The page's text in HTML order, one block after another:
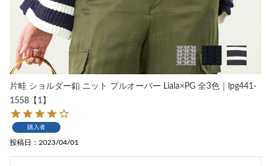
片畦 ショルダー釦 ニット プルオーバー Liala×PG 全3色｜lpg441-
1558【1】
購入者
投稿日 2023/04/01